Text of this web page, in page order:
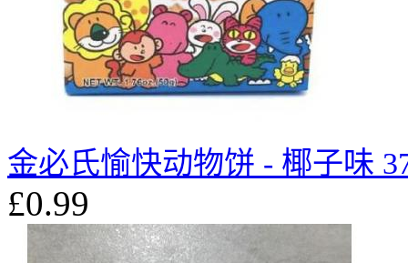
金必氏愉快动物饼 - 椰子味
£0.99